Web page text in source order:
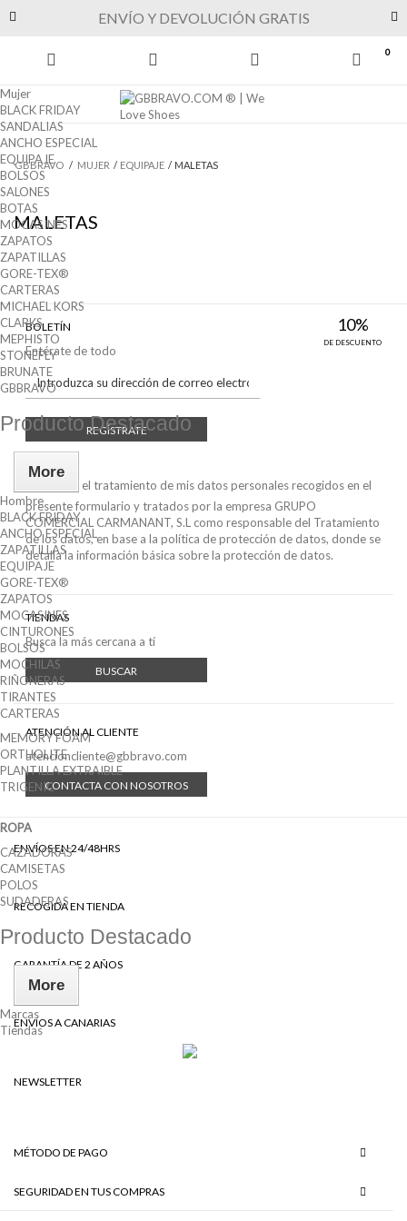
ENVÍO Y DEVOLUCIÓN GRATIS Next
0
Mujer
BLACK FRIDAY
SANDALIAS
ANCHO ESPECIAL
EQUIPAJE
BOLSOS
SALONES
BOTAS
MOCASINES
ZAPATOS
ZAPATILLAS
GORE-TEX®
CARTERAS
MICHAEL KORS
CLARKS
MEPHISTO
STONEFLY
BRUNATE
GBBRAVO
Producto Destacado
More
Hombre
BLACK FRIDAY
ANCHO ESPECIAL
ZAPATILLAS
EQUIPAJE
GORE-TEX®
ZAPATOS
MOCASINES
CINTURONES
BOLSOS
MOCHILAS
RIÑONERAS
TIRANTES
CARTERAS
MEMORY FOAM
ORTHOLITE
PLANTILLA EXTRAIBLE
TRIGENIC
ROPA
CAZADORAS
CAMISETAS
POLOS
SUDADERAS
Producto Destacado
More
Marcas
Tiendas
GBBRAVO / MUJER / EQUIPAJE / MALETAS
MALETAS
10%
DE DESCUENTO
BOLETÍN
Entérate de todo
REGÍSTRATE
Acepto el tratamiento de mis datos personales recogidos en el
presente formulario y tratados por la empresa GRUPO
COMERCIAL CARMANANT, S.L como responsable del Tratamiento
de los datos, en base a la política de protección de datos, donde se
detalla la información básica sobre la protección de datos.
TIENDAS
Busca la más cercana a tí
BUSCAR
ATENCIÓN AL CLIENTE
atencioncliente@gbbravo.com
CONTACTA CON NOSOTROS
ENVÍOS EN 24/48HRS
RECOGIDA EN TIENDA
GARANTÍA DE 2 AÑOS
ENVÍOS A CANARIAS
NEWSLETTER
MÉTODO DE PAGO
SEGURIDAD EN TUS COMPRAS